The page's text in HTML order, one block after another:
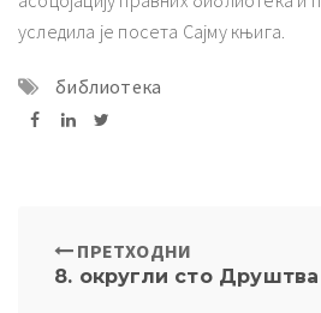
уследила је посета Сајму књига.
библиотека
ПРЕТХОДНИ